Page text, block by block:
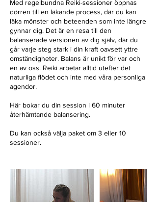
Med regelbundna Reiki-sessioner öppnas
dörren till en läkande process, där du kan
läka mönster och beteenden som inte längre
gynnar dig. Det är en resa till den
balanserade versionen av dig själv, där du
går varje steg stark i din kraft oavsett yttre
omständigheter. Balans är unikt för var och
en av oss. Reiki arbetar alltid utefter det
naturliga flödet och inte med våra personliga
agendor.
Här bokar du din session i 60 minuter
återhämtande balansering.
Du kan också välja paket om 3 eller 10
sessioner.